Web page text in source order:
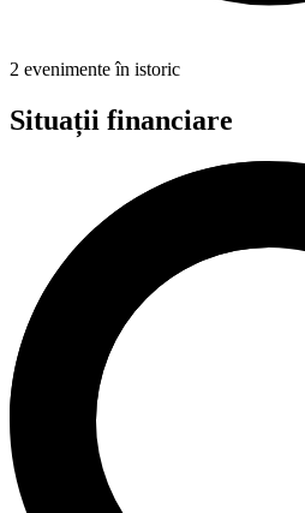
2 evenimente în istoric
Situații financiare